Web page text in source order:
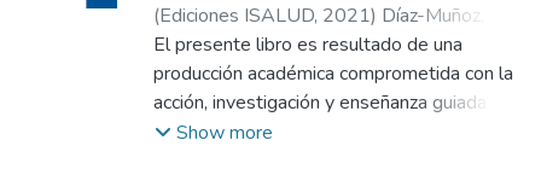
(Ediciones ISALUD, 2021) Díaz-Muñoz, Ana
Rita
El presente libro es resultado de una
producción académica comprometida con la
acción, investigación y enseñanza guiada por
el desafío de aportar una mirada crítica,
Show more